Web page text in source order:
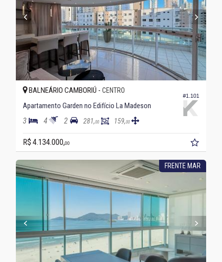
#1.101
BALNEÁRIO CAMBORIÚ - CENTRO
Apartamento Garden no Edifício La Madeson
3 4 2 281,00 159,00
R$ 4.134.000,00
FRENTE MAR